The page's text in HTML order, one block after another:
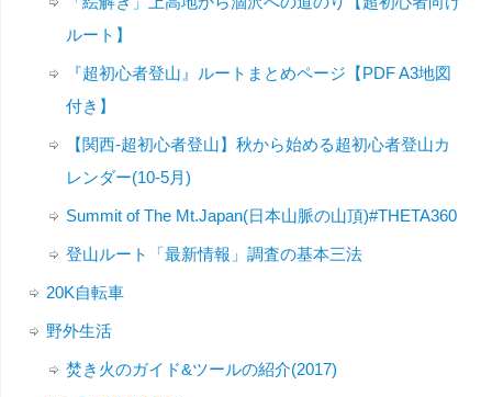
ルート】
『超初心者登山』ルートまとめページ【PDF A3地図
付き】
【関西-超初心者登山】秋から始める超初心者登山カ
レンダー(10-5月)
Summit of The Mt.Japan(日本山脈の山頂)#THETA360
登山ルート「最新情報」調査の基本三法
20K自転車
野外生活
焚き火のガイド&ツールの紹介(2017)